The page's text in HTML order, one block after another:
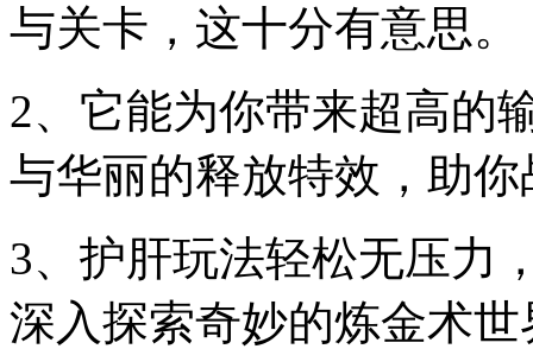
与关卡，这十分有意思。
2、它能为你带来超高的
与华丽的释放特效，助
3、护肝玩法轻松无压力
深入探索奇妙的炼金术